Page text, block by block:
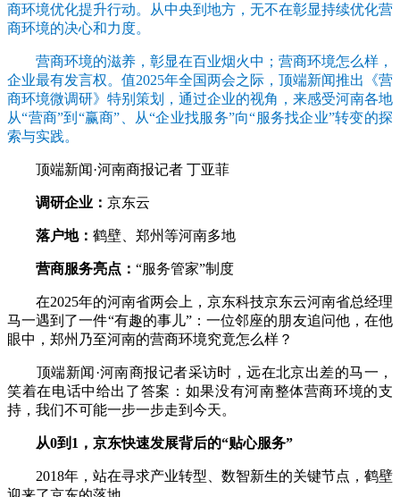
商环境优化提升行动。从中央到地方，无不在彰显持续优化营
商环境的决心和力度。
营商环境的滋养，彰显在百业烟火中；营商环境怎么样，
企业最有发言权。值2025年全国两会之际，顶端新闻推出《营
商环境微调研》特别策划，通过企业的视角，来感受河南各地
从“营商”到“赢商”、从“企业找服务”向“服务找企业”转变的探
索与实践。
顶端新闻·河南商报记者 丁亚菲
调研企业： 京东云
落户地： 鹤壁、郑州等河南多地
营商服务亮点： “服务管家”制度
在2025年的河南省两会上，京东科技京东云河南省总经理
马一遇到了一件“有趣的事儿”：一位邻座的朋友追问他，在他
眼中，郑州乃至河南的营商环境究竟怎么样？
顶端新闻·河南商报记者采访时，远在北京出差的马一，
笑着在电话中给出了答案：如果没有河南整体营商环境的支
持，我们不可能一步一步走到今天。
从0到1，京东快速发展背后的“贴心服务”
2018年，站在寻求产业转型、数智新生的关键节点，鹤壁